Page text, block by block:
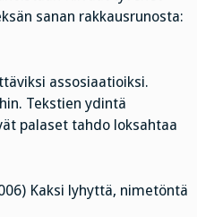
sanan rakkausrunosta:
assosiaatioiksi.
Tekstien ydintä
palaset tahdo loksahtaa
Kaksi lyhyttä, nimetöntä